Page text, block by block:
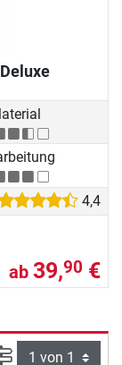
4,4
ab 39,90 €
Seite